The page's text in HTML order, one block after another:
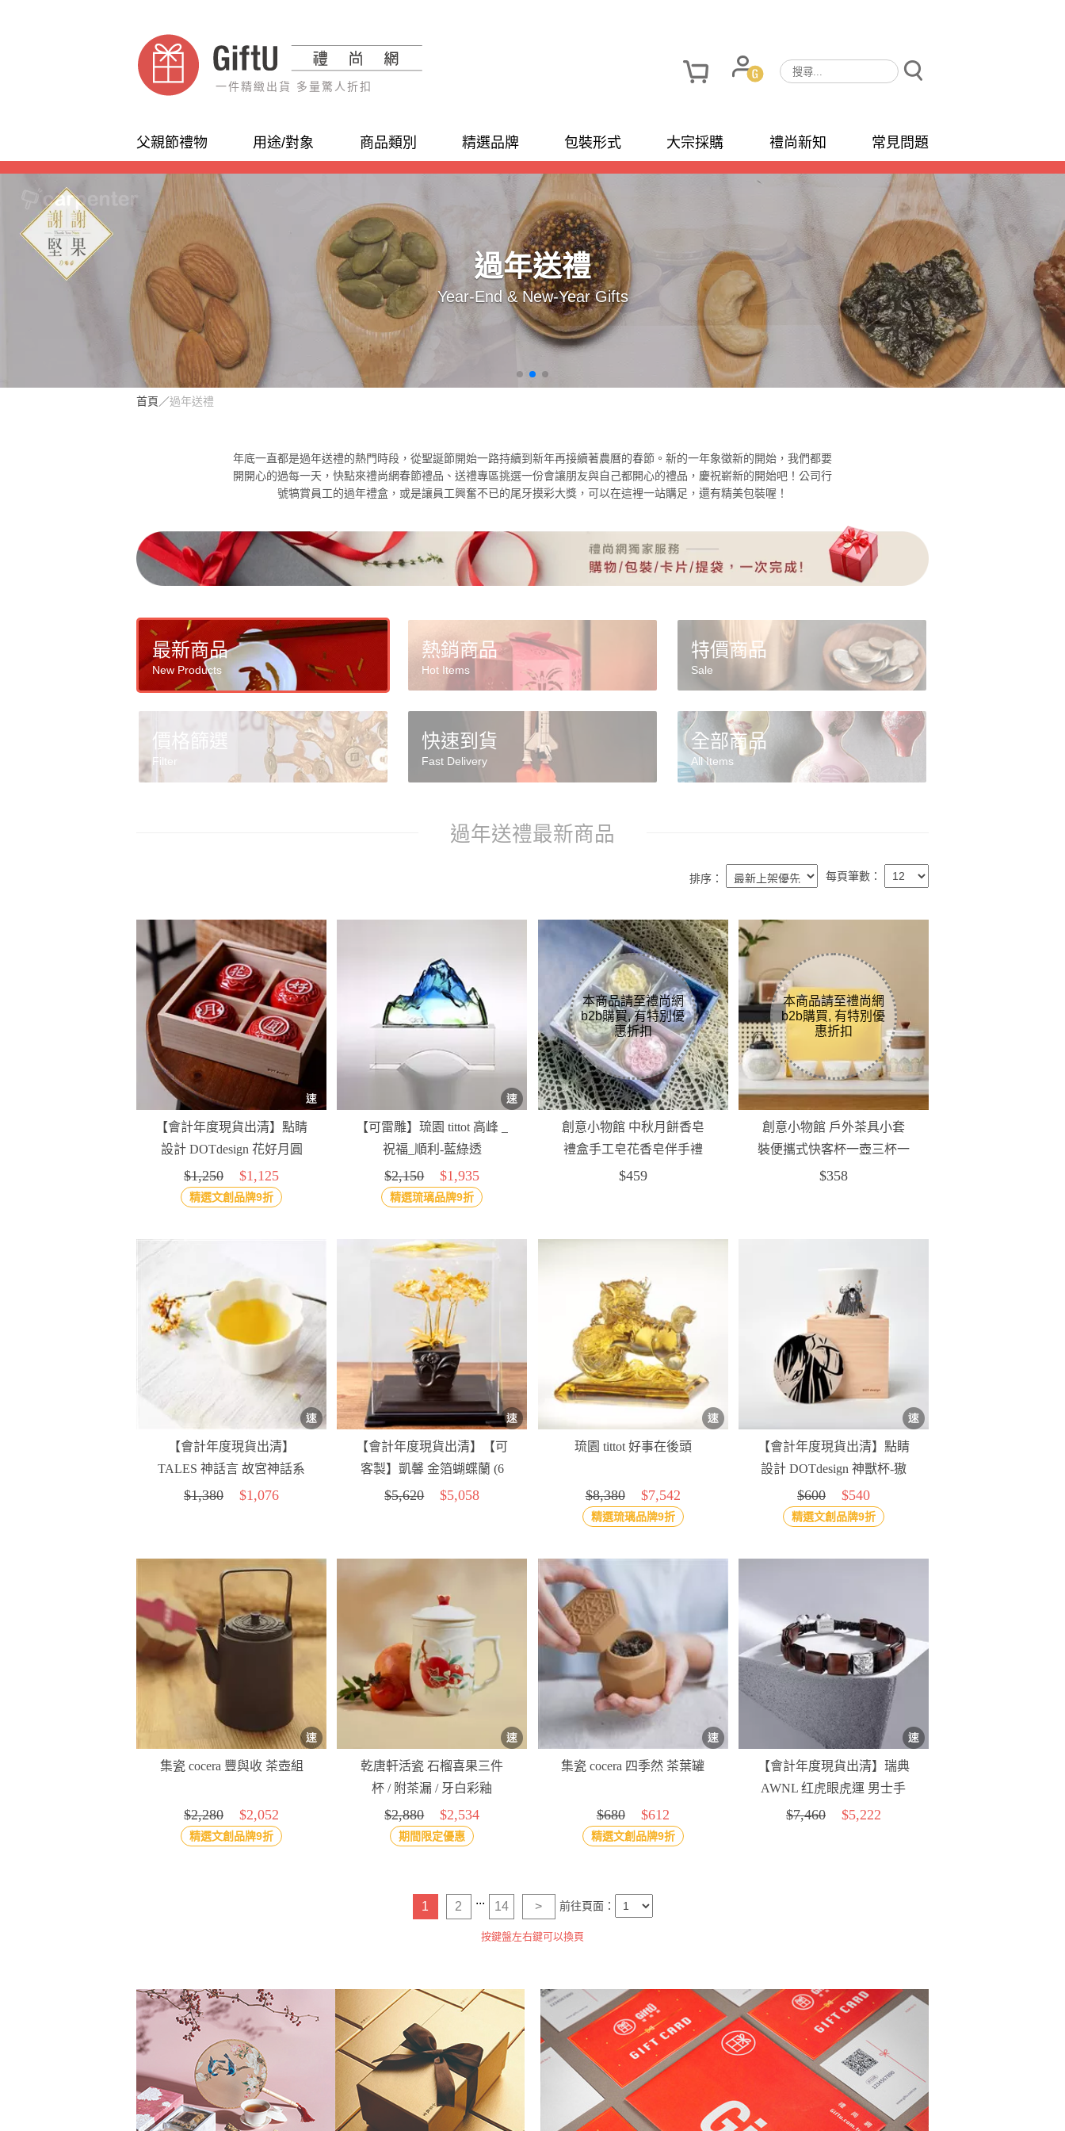
一件精緻出貨 多量驚人折扣
父親節禮物 用途/對象 商品類別 精選品牌 包裝形式 大宗採購 禮尚新知 常見問題
過年送禮
Year-End & New-Year Gifts
首頁 ／過年送禮
年底一直都是過年送禮的熱門時段，從聖誕節開始一路持續到新年再接續著農曆的春節。新的一年象徵新的開始，我們都要
開開心的過每一天，快點來禮尚網春節禮品、送禮專區挑選一份會讓朋友與自己都開心的禮品，慶祝嶄新的開始吧！公司行
號犒賞員工的過年禮盒，或是讓員工興奮不已的尾牙摸彩大獎，可以在這裡一站購足，還有精美包裝喔！
最新商品
New Products
熱銷商品
Hot Items
特價商品
Sale
價格篩選
Filter
快速到貨
Fast Delivery
全部商品
All Items
過年送禮最新商品
排序： 每頁筆數：
【會計年度現貨出清】點睛
設計 DOTdesign 花好月圓
小口杯禮盒組(4入)
$1,250 $1,125
精選文創品牌9折
【可雷雕】琉園 tittot 高峰 _
祝福_順利-藍綠透
$2,150 $1,935
精選琉璃品牌9折
創意小物館 中秋月餅香皂
禮盒手工皂花香皂伴手禮
$459
創意小物館 戶外茶具小套
裝便攜式快客杯一壺三杯一
茶罐套裝組
$358
【會計年度現貨出清】
TALES 神話言 故宮神話系
列 蓮華溫碗禮盒組
$1,380 $1,076
【會計年度現貨出清】【可
客製】凱馨 金箔蝴蝶蘭 (6
枝裝)
$5,620 $5,058
琉園 tittot 好事在後頭
$8,380 $7,542
精選琉璃品牌9折
【會計年度現貨出清】點睛
設計 DOTdesign 神獸杯-獓
狠（冬）
$600 $540
精選文創品牌9折
集瓷 cocera 豐與收 茶壺組
$2,280 $2,052
精選文創品牌9折
乾唐軒活瓷 石榴喜果三件
杯 / 附茶漏 / 牙白彩釉
430ml
$2,880 $2,534
期間限定優惠
集瓷 cocera 四季然 茶葉罐
$680 $612
精選文創品牌9折
【會計年度現貨出清】瑞典
AWNL 红虎眼虎運 男士手
鍊(M)
$7,460 $5,222
1 2 ... 14 > 前往頁面：
按鍵盤左右鍵可以換頁